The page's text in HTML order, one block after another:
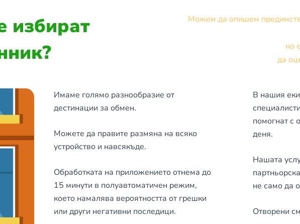
избират
Можем да опишем
но
да
Имаме голямо разнообразие от
дестинации за обмен.
Можете да правите размяна на всяко
устройство и навсякъде.
Обработката на приложението отнема до
15 минути в полуавтоматичен режим,
което намалява вероятността от грешки
или други негативни последици.
В нашия
помогнат с
деня.
Нашата
не само да
Отворени